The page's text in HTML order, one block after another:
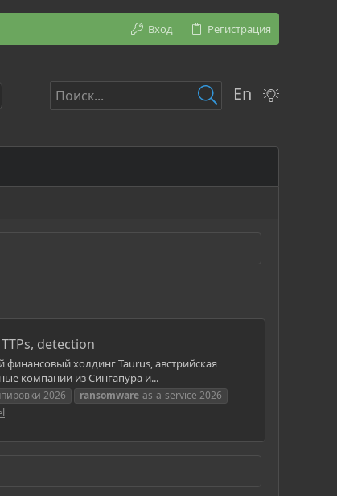
Вход Регистрация
En
detection
финансовый холдинг Taurus, австрийская
компании из Сингапура и...
2026 ransomware-as-a-service 2026